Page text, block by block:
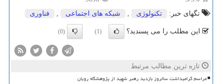
تگهای خبر:
تكنولوژی شبكه های اجتماعی فناوری
این مطلب را می پسندید؟ (1)
(0)
تازه ترین مطالب مرتبط
مراسم گرامیداشت سالروز بازدید رهبر شهید از پژوهشگاه رویان